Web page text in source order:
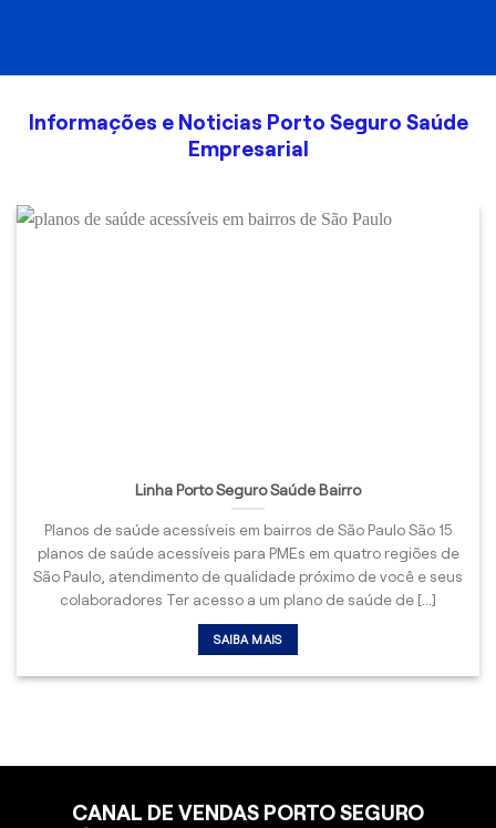
Informações e Noticias Porto Seguro Saúde
Empresarial
Linha Porto Seguro Saúde Bairro
Planos de saúde acessíveis em bairros de São Paulo São 15
planos de saúde acessíveis para PMEs em quatro regiões de
São Paulo, atendimento de qualidade próximo de você e seus
colaboradores Ter acesso a um plano de saúde de [...]
SAIBA MAIS
CANAL DE VENDAS PORTO SEGURO